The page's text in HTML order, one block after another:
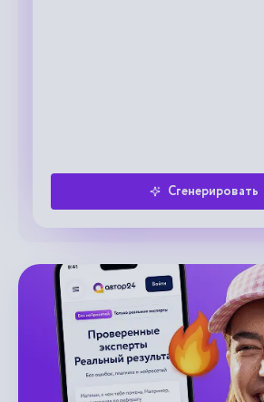
Сгенерировать